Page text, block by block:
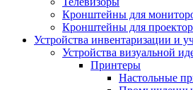
Кронштейны для
Кронштейны для
Устройства инвентаризации и
Устройства визуальной
Принтеры
Настольные